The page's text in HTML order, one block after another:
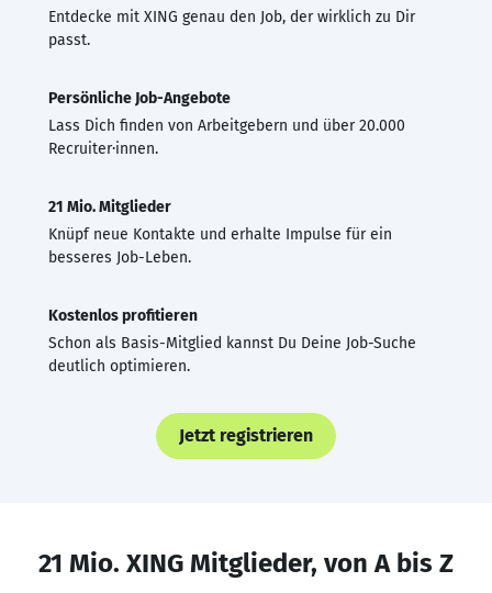
Entdecke mit XING genau den Job, der wirklich zu Dir
passt.
Persönliche Job-Angebote
Lass Dich finden von Arbeitgebern und über 20.000
Recruiter·innen.
21 Mio. Mitglieder
Knüpf neue Kontakte und erhalte Impulse für ein
besseres Job-Leben.
Kostenlos profitieren
Schon als Basis-Mitglied kannst Du Deine Job-Suche
deutlich optimieren.
Jetzt registrieren
21 Mio. XING Mitglieder, von A bis Z